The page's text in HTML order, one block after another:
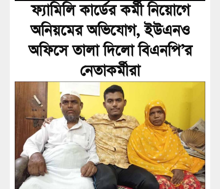
ফ্যামিলি কার্ডের কর্মী নিয়োগে
অনিয়মের অভিযোগ, ইউএনও
অফিসে তালা দিলো বিএনপি’র
নেতাকর্মীরা